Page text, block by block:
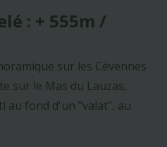
: + 555m /
sur les Cévennes
sur le Mas du Lauzas,
au fond d'un "valat", au